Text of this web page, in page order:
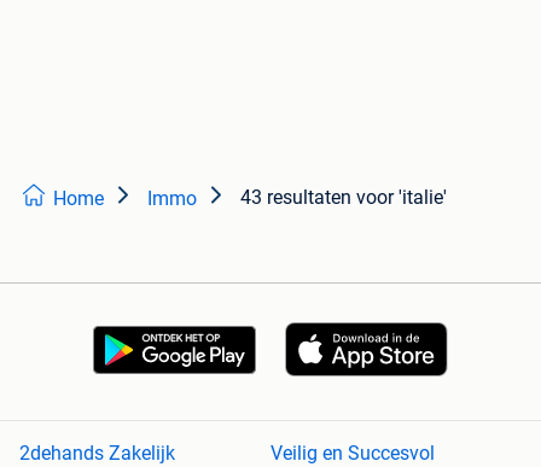
Home Immo 43 resultaten voor 'italie'
2dehands Zakelijk Veilig en Succesvol